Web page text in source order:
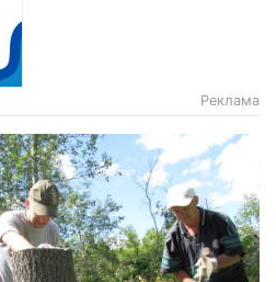
Реклама